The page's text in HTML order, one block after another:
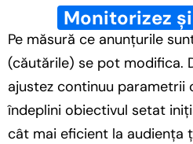
Monitorizez
Pe măsură ce anunțurile
(căutările) se pot modifica.
ajustez continuu parametrii
îndeplini obiectivul setat
cât mai eficient la audiența